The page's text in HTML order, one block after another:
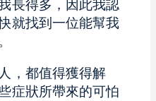
長得多，因此我認
就找到一位能幫我
，都值得獲得解
症狀所帶來的可怕